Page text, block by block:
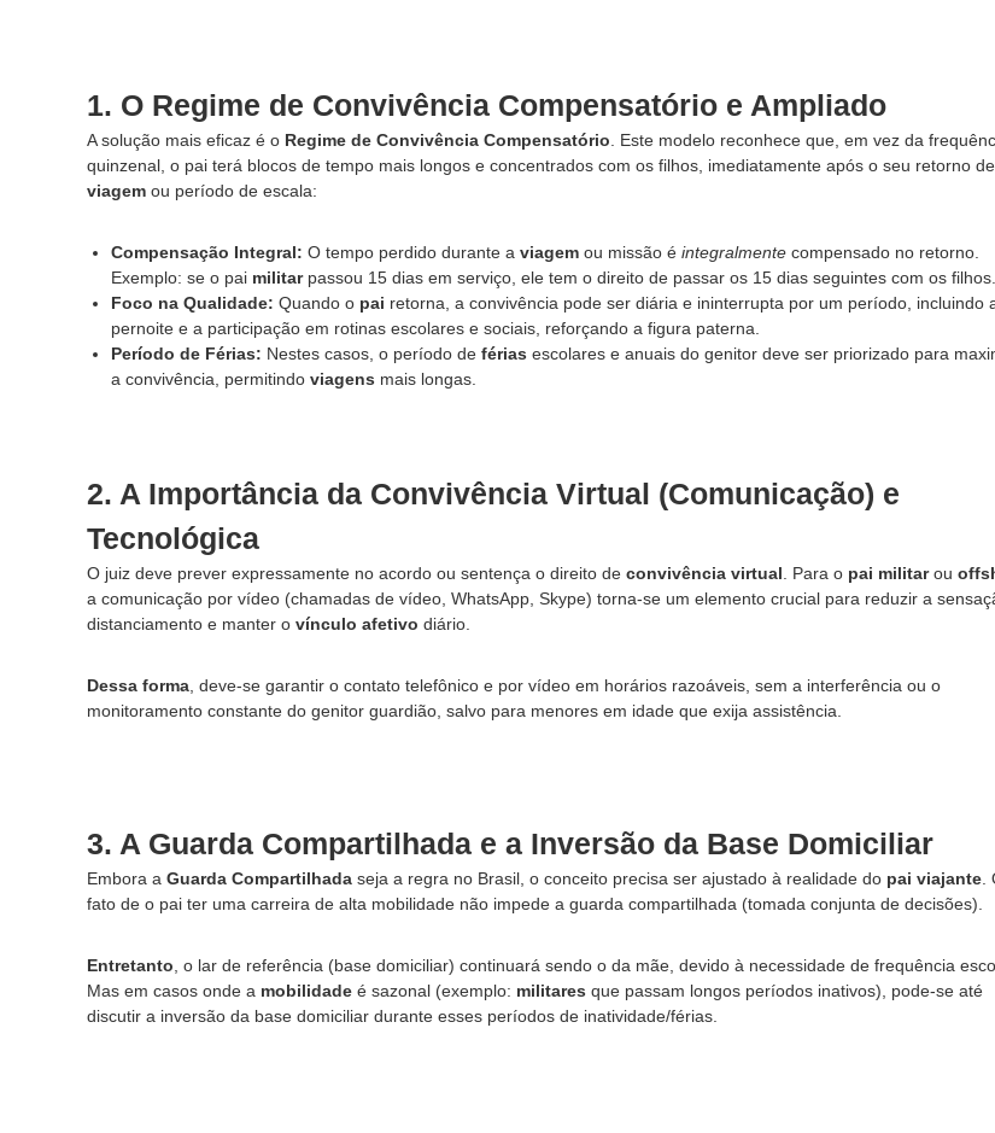
l
i
a
,
a
d
t
t
i
c
c
l
p
e
r
n
a
l
1. O Regime de Convivência Compensatório e Ampliado
A solução mais eficaz é o Regime de Convivência Compensatório . Este modelo reconhece que, em vez da
quinzenal, o pai terá blocos de tempo mais longos e concentrados com os filhos, imediatamente após o seu retorno
viagem ou período de escala:
Compensação Integral: O tempo perdido durante a viagem ou missão é integralmente compensado no retorno.
Exemplo: se o pai militarpassou 15 dias em serviço, ele tem o direito de passar os 15 dias seguintes com os filhos.
Foco na Qualidade: Quando o pai retorna, a convivência pode ser diária e ininterrupta por um período, incluindo
pernoite e a participação em rotinas escolares e sociais, reforçando a figura paterna.
Período de Férias: Nestes casos, o período de férias escolares e anuais do genitor deve ser priorizado para
a convivência, permitindo viagens mais longas.
2. A Importância da Convivência Virtual (Comunicação) e
Tecnológica
O juiz deve prever expressamente no acordo ou sentença o direito de convivência virtual . Para o pai militarou
a comunicação por vídeo (chamadas de vídeo, WhatsApp, Skype) torna-se um elemento crucial para reduzir a
distanciamento e manter o vínculo afetivo diário.
Dessa forma , deve-se garantir o contato telefônico e por vídeo em horários razoáveis, sem a interferência ou o
monitoramento constante do genitor guardião, salvo para menores em idade que exija assistência.
3. A Guarda Compartilhada e a Inversão da Base Domiciliar
Embora a Guarda Compartilhada seja a regra no Brasil, o conceito precisa ser ajustado à realidade do pai viajante
fato de o pai ter uma carreira de alta mobilidade não impede a guarda compartilhada (tomada conjunta de decisões).
Entretanto , o lar de referência (base domiciliar) continuará sendo o da mãe, devido à necessidade de frequência
Mas em casos onde a mobilidade é sazonal (exemplo: militares que passam longos períodos inativos), pode-se até
discutir a inversão da base domiciliar durante esses períodos de inatividade/férias.